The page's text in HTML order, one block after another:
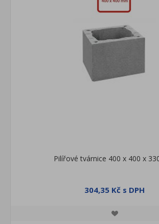
Pilířové tvárnice 400 x 400 x
304,35 Kč s DPH